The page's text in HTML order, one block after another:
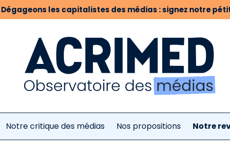
Dégageons les capitalistes des médias : signez notre
Notre critique des médias Nos propositions Notre